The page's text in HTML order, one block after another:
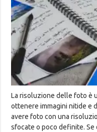
La risoluzione delle foto è
ottenere immagini nitide e
avere foto con una
sfocate o poco definite.